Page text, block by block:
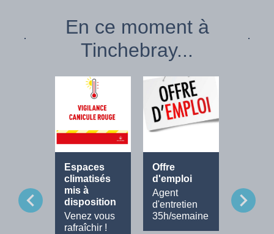
En ce moment à
Tinchebray...
Espaces
climatisés
mis à
disposition
Venez vous
rafraîchir !
Offre
d'emploi
Agent
d'entretien
35h/semaine
Tout le
chevron_left chevron_right